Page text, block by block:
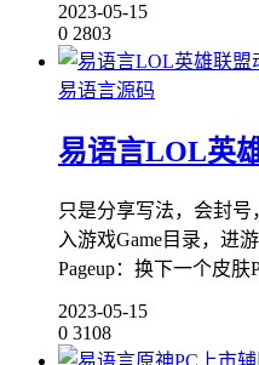
2023-05-15
0 2803
易语言源码
易语言LOL英
只是分享写法，会封
入游戏Game目录，进
Pageup：换下一个皮肤
2023-05-15
0 3108